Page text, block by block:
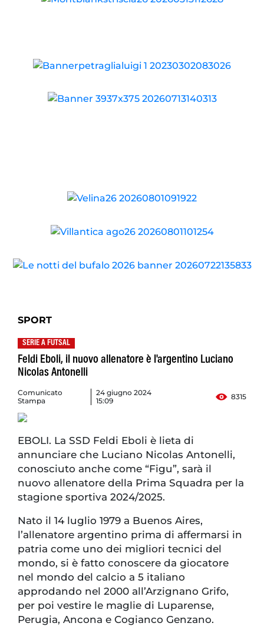
SPORT
SERIE A FUTSAL
Feldi Eboli, il nuovo allenatore è l'argentino Luciano
Nicolas Antonelli
Comunicato
Stampa
24 giugno 2024
15:09
8315
EBOLI. La SSD Feldi Eboli è lieta di
annunciare che Luciano Nicolas Antonelli,
conosciuto anche come “Figu”, sarà il
nuovo allenatore della Prima Squadra per la
stagione sportiva 2024/2025.
Nato il 14 luglio 1979 a Buenos Aires,
l’allenatore argentino prima di affermarsi in
patria come uno dei migliori tecnici del
mondo, si è fatto conoscere da giocatore
nel mondo del calcio a 5 italiano
approdando nel 2000 all’Arzignano Grifo,
per poi vestire le maglie di Luparense,
Perugia, Ancona e Cogianco Genzano.